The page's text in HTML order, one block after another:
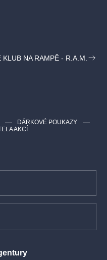
NA RAMPĚ - R.A.M.
DÁRKOVÉ POUKAZY
AKCÍ